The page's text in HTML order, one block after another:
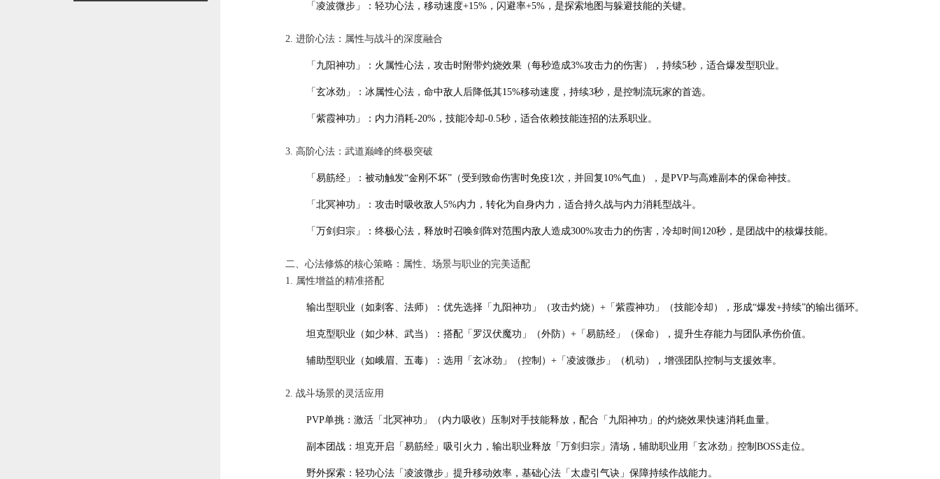
「凌波微步」：轻功心法，移动速度+15%，闪避率+5%，是探索地图与躲避技能的关键。
2. 进阶心法：属性与战斗的深度融合
「九阳神功」：火属性心法，攻击时附带灼烧效果（每秒造成3%攻击力的伤害），持续5秒，适合爆发型职业。
「玄冰劲」：冰属性心法，命中敌人后降低其15%移动速度，持续3秒，是控制流玩家的首选。
「紫霞神功」：内力消耗-20%，技能冷却-0.5秒，适合依赖技能连招的法系职业。
3. 高阶心法：武道巅峰的终极突破
「易筋经」：被动触发“金刚不坏”（受到致命伤害时免疫1次，并回复10%气血），是PVP与高难副本的保命神技。
「北冥神功」：攻击时吸收敌人5%内力，转化为自身内力，适合持久战与内力消耗型战斗。
「万剑归宗」：终极心法，释放时召唤剑阵对范围内敌人造成300%攻击力的伤害，冷却时间120秒，是团战中的核爆技能。
二、心法修炼的核心策略：属性、场景与职业的完美适配
1. 属性增益的精准搭配
输出型职业（如刺客、法师）：优先选择「九阳神功」（攻击灼烧）+「紫霞神功」（技能冷却），形成“爆发+持续”的输出循环。
坦克型职业（如少林、武当）：搭配「罗汉伏魔功」（外防）+「易筋经」（保命），提升生存能力与团队承伤价值。
辅助型职业（如峨眉、五毒）：选用「玄冰劲」（控制）+「凌波微步」（机动），增强团队控制与支援效率。
2. 战斗场景的灵活应用
PVP单挑：激活「北冥神功」（内力吸收）压制对手技能释放，配合「九阳神功」的灼烧效果快速消耗血量。
副本团战：坦克开启「易筋经」吸引火力，输出职业释放「万剑归宗」清场，辅助职业用「玄冰劲」控制BOSS走位。
野外探索：轻功心法「凌波微步」提升移动效率，基础心法「太虚引气诀」保障持续作战能力。